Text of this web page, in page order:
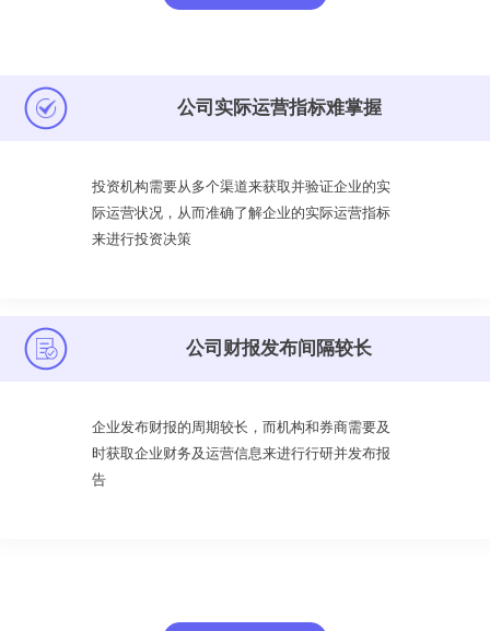
公司实际运营指标难掌握
投资机构需要从多个渠道来获取并验证企业的实
际运营状况，从而准确了解企业的实际运营指标
来进行投资决策
公司财报发布间隔较长
企业发布财报的周期较长，而机构和券商需要及
时获取企业财务及运营信息来进行行研并发布报
告